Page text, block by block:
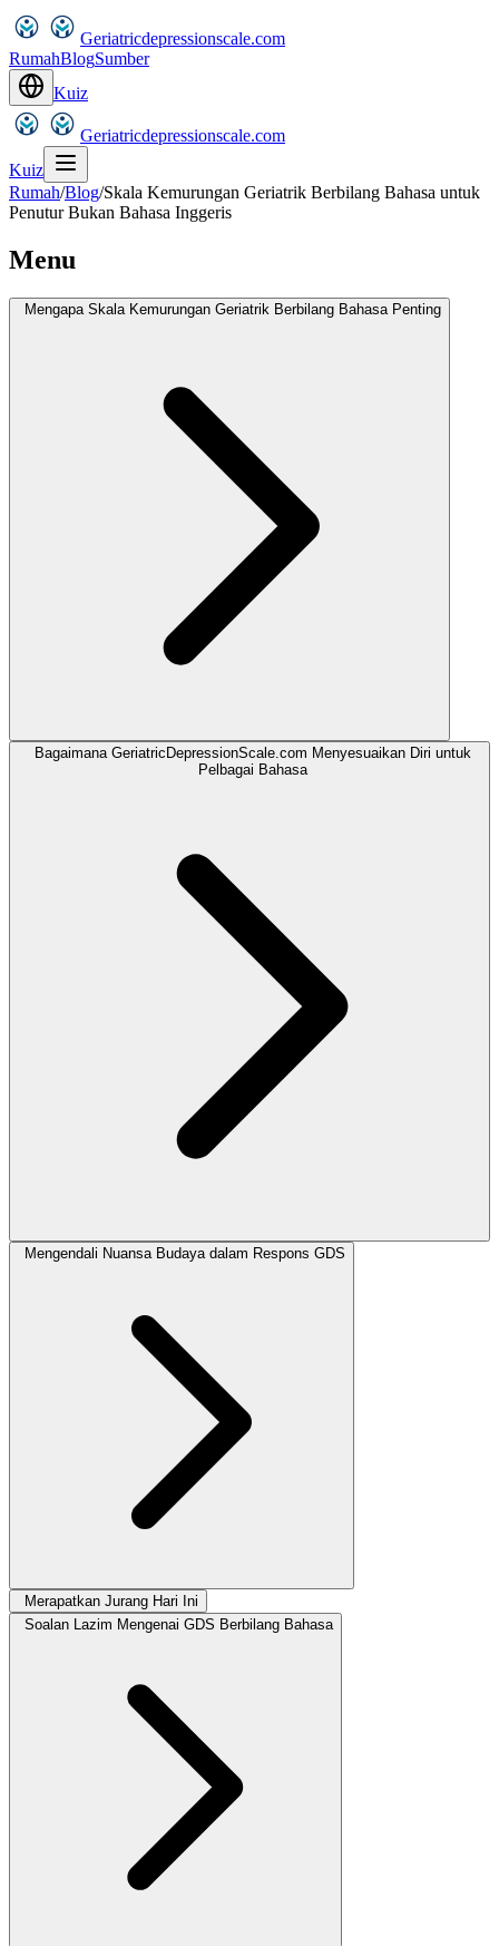
Geriatricdepressionscale.com
RumahBlogSumber
Kuiz
Geriatricdepressionscale.com
Kuiz
Rumah/Blog/Skala Kemurungan Geriatrik Berbilang Bahasa untuk
Penutur Bukan Bahasa Inggeris
Menu
Mengapa Skala Kemurungan Geriatrik Berbilang Bahasa Penting
Bagaimana GeriatricDepressionScale.com Menyesuaikan Diri untuk
Pelbagai Bahasa
Mengendali Nuansa Budaya dalam Respons GDS
Merapatkan Jurang Hari Ini
Soalan Lazim Mengenai GDS Berbilang Bahasa